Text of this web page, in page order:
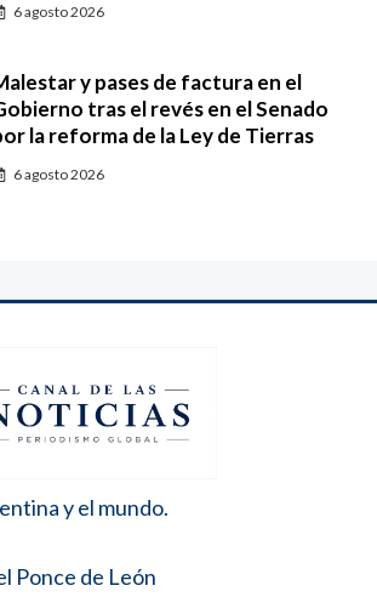
6 agosto 2026
y pases de factura en el
tras el revés en el Senado
la reforma de la Ley de Tierras
6 agosto 2026
y el mundo.
Ponce de León